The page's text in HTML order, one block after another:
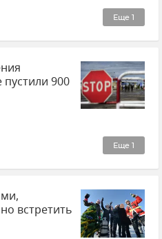
Еще 1
Симферополе
900
Еще 1
встретить